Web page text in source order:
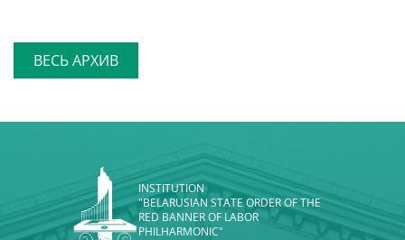
ВЕСЬ АРХИВ
INSTITUTION
"BELARUSIAN STATE ORDER OF THE
RED BANNER OF LABOR
PHILHARMONIC"